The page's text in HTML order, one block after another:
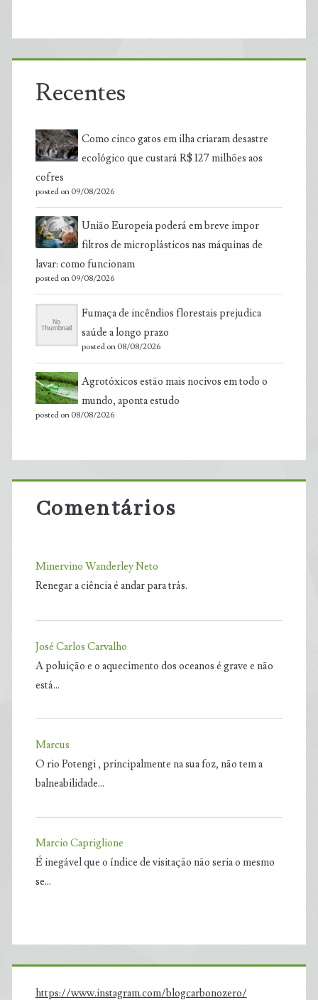
Recentes
Como cinco gatos em ilha criaram desastre
ecológico que custará R$ 127 milhões aos
cofres
posted on 09/08/2026
União Europeia poderá em breve impor
filtros de microplásticos nas máquinas de
lavar: como funcionam
posted on 09/08/2026
Fumaça de incêndios florestais prejudica
saúde a longo prazo
posted on 08/08/2026
Agrotóxicos estão mais nocivos em todo o
mundo, aponta estudo
posted on 08/08/2026
Comentários
Minervino Wanderley Neto
Renegar a ciência é andar para trás.
José Carlos Carvalho
A poluição e o aquecimento dos oceanos é grave e não
está…
Marcus
O rio Potengi , principalmente na sua foz, não tem a
balneabilidade…
Marcio Capriglione
É inegável que o índice de visitação não seria o mesmo
se…
https://www.instagram.com/blogcarbonozero/